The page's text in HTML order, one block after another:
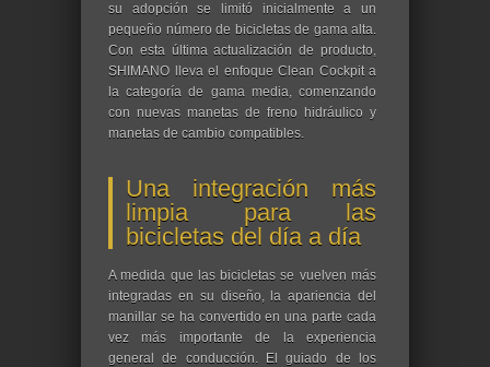
su adopción se limitó inicialmente a un
pequeño número de bicicletas de gama alta.
Con esta última actualización de producto,
SHIMANO lleva el enfoque Clean Cockpit a
la categoría de gama media, comenzando
con nuevas manetas de freno hidráulico y
manetas de cambio compatibles.
Una integración más
limpia para las
bicicletas del día a día
A medida que las bicicletas se vuelven más
integradas en su diseño, la apariencia del
manillar se ha convertido en una parte cada
vez más importante de la experiencia
general de conducción. El guiado de los